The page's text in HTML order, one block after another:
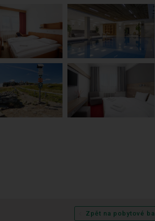
Zpět na pobytové